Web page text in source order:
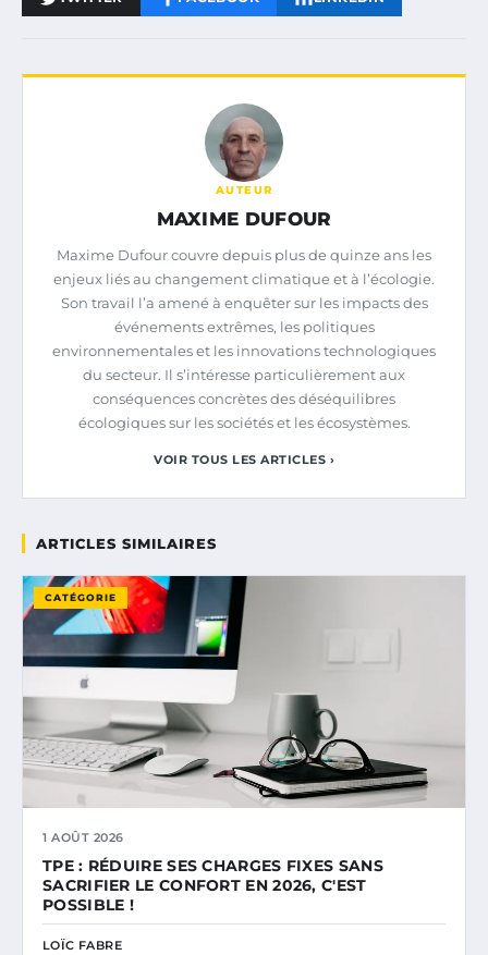
AUTEUR
MAXIME DUFOUR
Maxime Dufour couvre depuis plus de quinze ans les
enjeux liés au changement climatique et à l’écologie.
Son travail l’a amené à enquêter sur les impacts des
événements extrêmes, les politiques
environnementales et les innovations technologiques
du secteur. Il s’intéresse particulièrement aux
conséquences concrètes des déséquilibres
écologiques sur les sociétés et les écosystèmes.
VOIR TOUS LES ARTICLES ›
ARTICLES SIMILAIRES
CATÉGORIE
1 AOÛT 2026
TPE : RÉDUIRE SES CHARGES FIXES SANS
SACRIFIER LE CONFORT EN 2026, C'EST
POSSIBLE !
LOÏC FABRE